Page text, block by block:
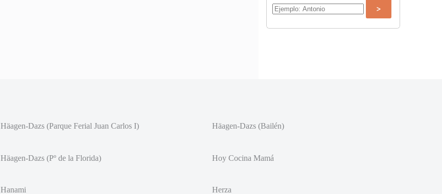
Häagen-Dazs (Parque Ferial Juan Carlos I) Häagen-Dazs (Bailén)
Häagen-Dazs (Pº de la Florida) Hoy Cocina Mamá
Hanami Herza